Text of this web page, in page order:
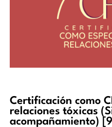
Certificación como
relaciones tóxicas
acompañamiento) [9